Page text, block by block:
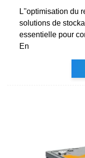
L''optimisation du
solutions de
essentielle pour
En